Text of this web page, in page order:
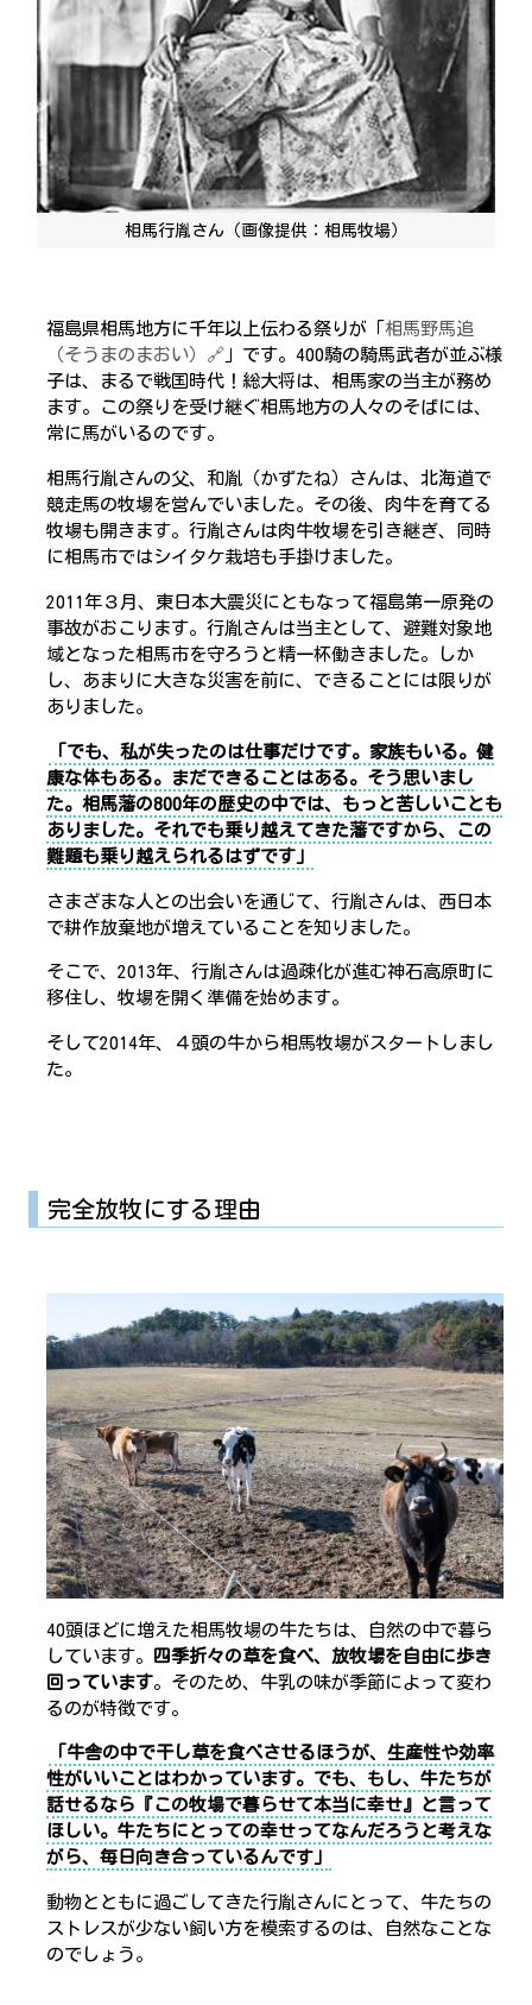
相馬行胤さん（画像提供：相馬牧場）
福島県相馬地方に千年以上伝わる祭りが「相馬野馬追
（そうまのまおい）🔗 」です。400騎の騎馬武者が並ぶ様
子は、まるで戦国時代！総大将は、相馬家の当主が務め
ます。この祭りを受け継ぐ相馬地方の人々のそばには、
常に馬がいるのです。
相馬行胤さんの父、和胤（かずたね）さんは、北海道で
競走馬の牧場を営んでいました。その後、肉牛を育てる
牧場も開きます。行胤さんは肉牛牧場を引き継ぎ、同時
に相馬市ではシイタケ栽培も手掛けました。
2011年３月、東日本大震災にともなって福島第一原発の
事故がおこります。行胤さんは当主として、避難対象地
域となった相馬市を守ろうと精一杯働きました。しか
し、あまりに大きな災害を前に、できることには限りが
ありました。
「でも、私が失ったのは仕事だけです。家族もいる。健
康な体もある。まだできることはある。そう思いまし
た。相馬藩の800年の歴史の中では、もっと苦しいことも
ありました。それでも乗り越えてきた藩ですから、この
難題も乗り越えられるはずです」
さまざまな人との出会いを通じて、行胤さんは、西日本
で耕作放棄地が増えていることを知りました。
そこで、2013年、行胤さんは過疎化が進む神石高原町に
移住し、牧場を開く準備を始めます。
そして2014年、４頭の牛から相馬牧場がスタートしまし
た。
完全放牧にする理由
40頭ほどに増えた相馬牧場の牛たちは、自然の中で暮ら
しています。 四季折々の草を食べ、放牧場を自由に歩き
回っています。そのため、牛乳の味が季節によって変わ
るのが特徴です。
「牛舎の中で干し草を食べさせるほうが、生産性や効率
性がいいことはわかっています。でも、 もし、牛たちが
話せるなら『この牧場で暮らせて本当に幸せ』と言って
ほしい。牛たちにとっての幸せってなんだろうと考えな
がら、毎日向き合っているんです
動物とともに過ごしてきた行胤さんにとって、牛たちの
ストレスが少ない飼い方を模索するのは、自然なことな
のでしょう。